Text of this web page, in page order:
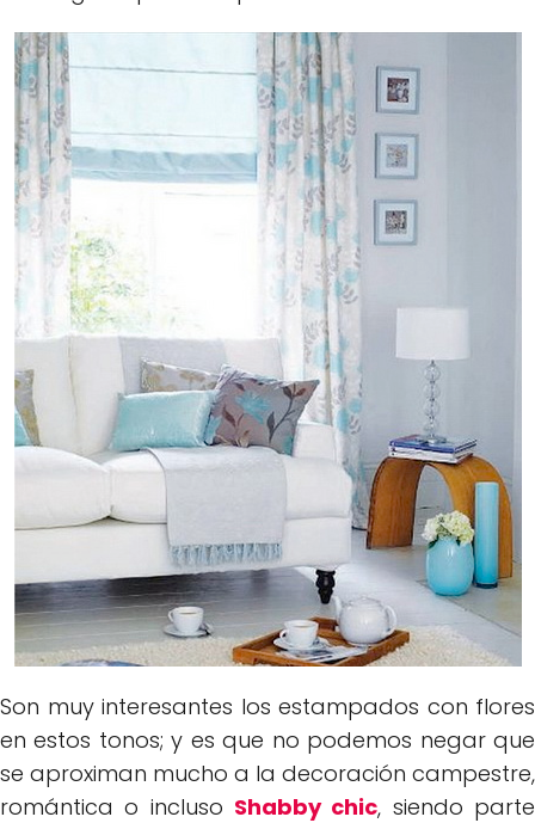
Son muy interesantes los estampados con flores
en estos tonos; y es que no podemos negar que
se aproximan mucho a la decoración campestre,
romántica o incluso Shabby chic, siendo parte